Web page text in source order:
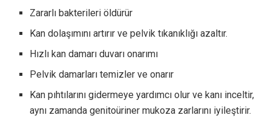
Zararlı bakterileri öldürür
Kan dolaşımını artırır ve pelvik tıkanıklığı azaltır.
Hızlı kan damarı duvarı onarımı
Pelvik damarları temizler ve onarır
Kan pıhtılarını gidermeye yardımcı olur ve kanı inceltir,
aynı zamanda genitoüriner mukoza zarlarını iyileştirir.